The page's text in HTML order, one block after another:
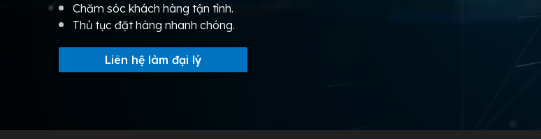
Chăm sóc khách hàng tận tình.
Thủ tục đặt hàng nhanh chóng.
Liên hệ làm đại lý